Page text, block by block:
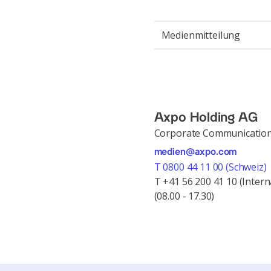
Medienmitteilung
Axpo Holding AG
Corporate
medien@axpo.com
T 0800 44 11 00 (Schweiz)
T +41 56 200 41 10
(08.00 - 17.30)